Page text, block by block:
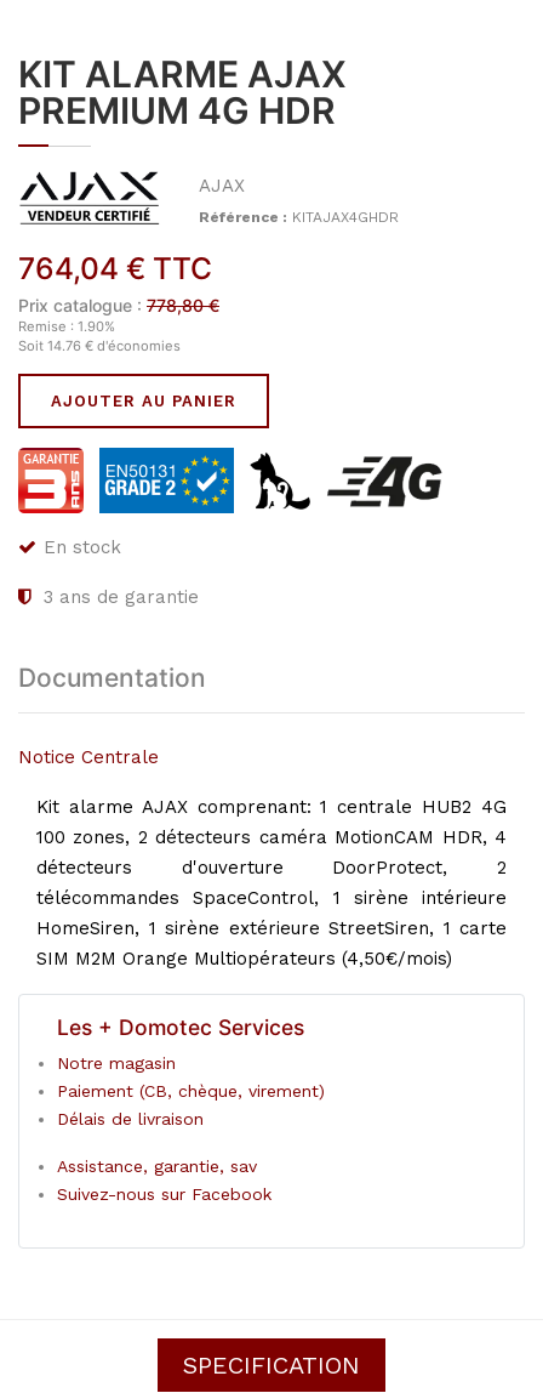
KIT ALARME AJAX
PREMIUM 4G HDR
AJAX
Référence : KITAJAX4GHDR
764,04 € TTC
Prix catalogue : 778,80€
Remise : 1.90%
Soit 14.76 € d'économies
AJOUTER AU PANIER
En stock
3 ans de garantie
Documentation
Notice Centrale
Kit alarme AJAX comprenant: 1 centrale HUB2 4G
100 zones, 2 détecteurs caméra MotionCAM HDR, 4
détecteurs d'ouverture DoorProtect, 2
télécommandes SpaceControl, 1 sirène intérieure
HomeSiren, 1 sirène extérieure StreetSiren, 1 carte
SIM M2M Orange Multiopérateurs (4,50€/mois)
Les + Domotec Services
Notre magasin
Paiement (CB, chèque, virement)
Délais de livraison
Assistance, garantie, sav
Suivez-nous sur Facebook
SPECIFICATION